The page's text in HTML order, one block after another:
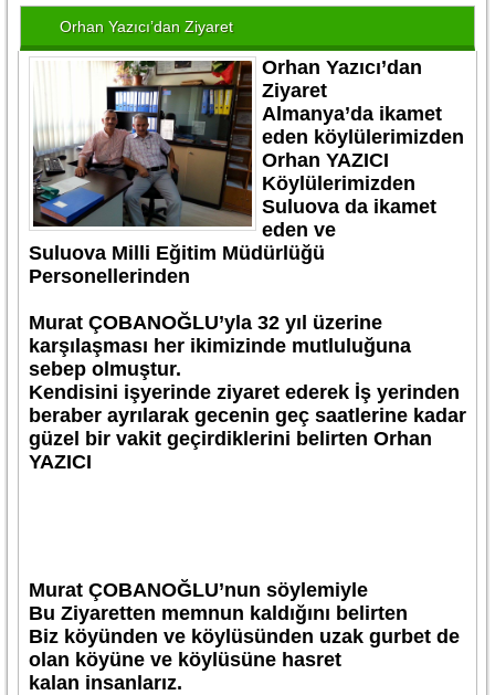
Orhan Yazıcı’dan Ziyaret
Orhan Yazıcı’dan
Ziyaret
Almanya’da ikamet
eden köylülerimizden
Orhan YAZICI
Köylülerimizden
Suluova da ikamet
eden ve
Suluova Milli Eğitim Müdürlüğü
Personellerinden
Murat ÇOBANOĞLU’yla 32 yıl üzerine
karşılaşması her ikimizinde mutluluğuna
sebep olmuştur.
Kendisini işyerinde ziyaret ederek İş yerinden
beraber ayrılarak gecenin geç saatlerine kadar
güzel bir vakit geçirdiklerini belirten Orhan
YAZICI
Murat ÇOBANOĞLU’nun söylemiyle
Bu Ziyaretten memnun kaldığını belirten
Biz köyünden ve köylüsünden uzak gurbet de
olan köyüne ve köylüsüne hasret
kalan insanlarız.